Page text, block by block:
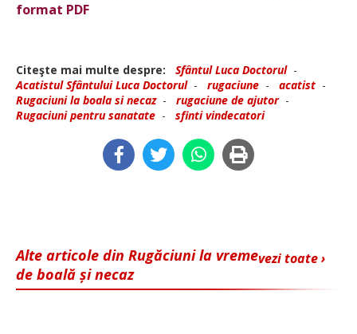
format PDF
Citeşte mai multe despre: Sfântul Luca Doctorul-
Acatistul Sfântului Luca Doctorul- rugaciune - acatist -
Rugaciuni la boala si necaz- rugaciune de ajutor-
Rugaciuni pentru sanatate - sfinti vindecatori
vezi toate ›
Alte articole din Rugăciuni la vreme
de boală și necaz